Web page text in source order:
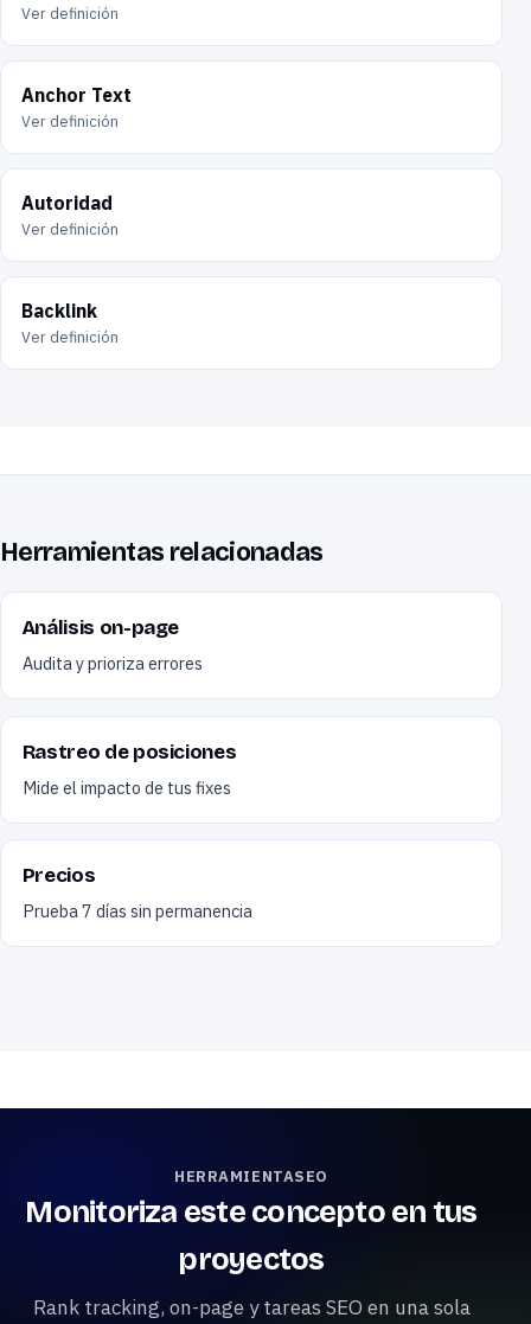
Ver definición
Anchor Text
Ver definición
Autoridad
Ver definición
Backlink
Ver definición
Herramientas relacionadas
Análisis on-page
Audita y prioriza errores
Rastreo de posiciones
Mide el impacto de tus fixes
Precios
Prueba 7 días sin permanencia
HERRAMIENTASEO
Monitoriza este concepto en tus
proyectos
Rank tracking, on-page y tareas SEO en una sola